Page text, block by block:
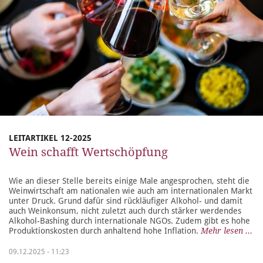
LEITARTIKEL 12-2025
Wein schafft Wertschöpfung
Wie an dieser Stelle bereits einige Male angesprochen, steht die
Weinwirtschaft am nationalen wie auch am internationalen Markt
unter Druck. Grund dafür sind rückläufiger Alkohol- und damit
auch Weinkonsum, nicht zuletzt auch durch stärker werdendes
Alkohol-Bashing durch internationale NGOs. Zudem gibt es hohe
Produktionskosten durch anhaltend hohe Inflation. Mehr lesen ...
09.12.2025 - 11:23